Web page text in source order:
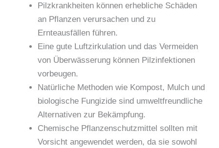
Pilzkrankheiten können erhebliche Schäden
an Pflanzen verursachen und zu
Ernteausfällen führen.
Eine gute Luftzirkulation und das Vermeiden
von Überwässerung können Pilzinfektionen
vorbeugen.
Natürliche Methoden wie Kompost, Mulch und
biologische Fungizide sind umweltfreundliche
Alternativen zur Bekämpfung.
Chemische Pflanzenschutzmittel sollten mit
Vorsicht angewendet werden, da sie sowohl